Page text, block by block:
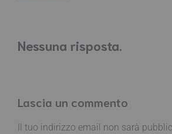
Nessuna risposta.
Lascia un commento
Il tuo indirizzo email non sarà